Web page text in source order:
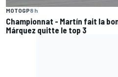
MOTOGP8 h
Championnat - Martín fait la
Márquez quitte le top 3